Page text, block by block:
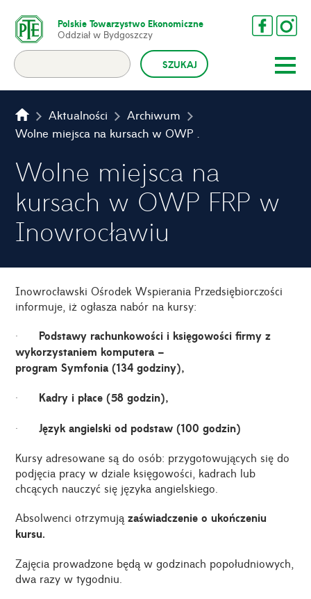
Polskie Towarzystwo Ekonomiczne
Oddział w Bydgoszczy
Aktualności
Archiwum
Wolne miejsca na kursach w OWP FRP w Inowrocławiu
Wolne miejsca na
kursach w OWP FRP w
Inowrocławiu
Inowrocławski Ośrodek Wspierania Przedsiębiorczości
informuje, iż ogłasza nabór na kursy:
· Podstawy rachunkowości i księgowości firmy z
wykorzystaniem komputera –
program Symfonia (134 godziny),
· Kadry i płace (58 godzin),
·Język angielski od podstaw (100 godzin)
Kursy adresowane są do osób: przygotowujących się do
podjęcia pracy w dziale księgowości, kadrach lub
chcących nauczyć się języka angielskiego.
Absolwenci otrzymujązaświadczenie o ukończeniu
kursu.
Zajęcia prowadzone będą w godzinach popołudniowych,
dwa razy w tygodniu.